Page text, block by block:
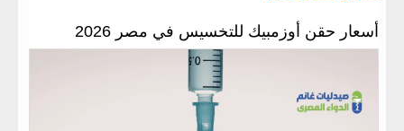
​أسعار حقن أوزمبيك للتخسيس في مصر 2026